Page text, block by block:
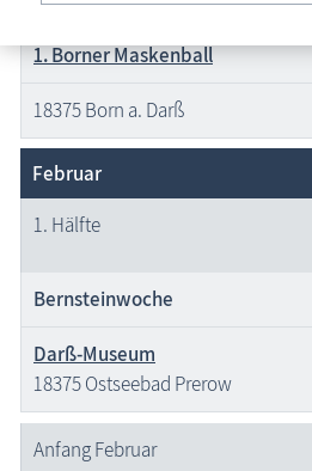
1. Borner Maskenball
18375 Born a. Darß
Februar
1. Hälfte
Bernsteinwoche
Darß-Museum
18375 Ostseebad Prerow
Anfang Februar